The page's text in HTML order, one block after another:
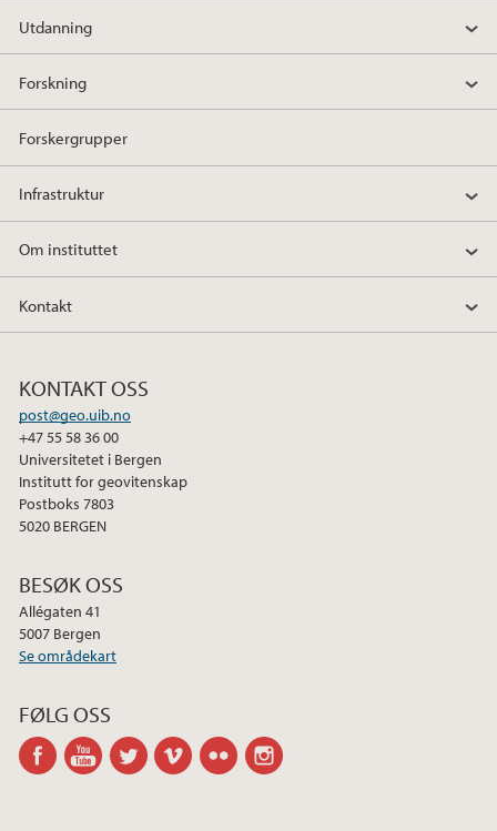
Utdanning
Forskning
Forskergrupper
Infrastruktur
Om instituttet
Kontakt
KONTAKT OSS
post@geo.uib.no
+47 55 58 36 00
Universitetet i Bergen
Institutt for geovitenskap
Postboks 7803
5020 BERGEN
BESØK OSS
Allégaten 41
5007 Bergen
Se områdekart
FØLG OSS
facebookyoutubetwitter vimeo flickr